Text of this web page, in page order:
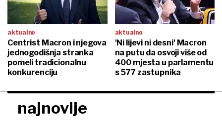
aktualno
Centrist Macron i njegova
jednogodišnja stranka
pomeli tradicionalnu
konkurenciju
aktualno
'Ni lijevi ni desni' Macron
na putu da osvoji više od
400 mjesta u parlamentu
s 577 zastupnika
najnovije